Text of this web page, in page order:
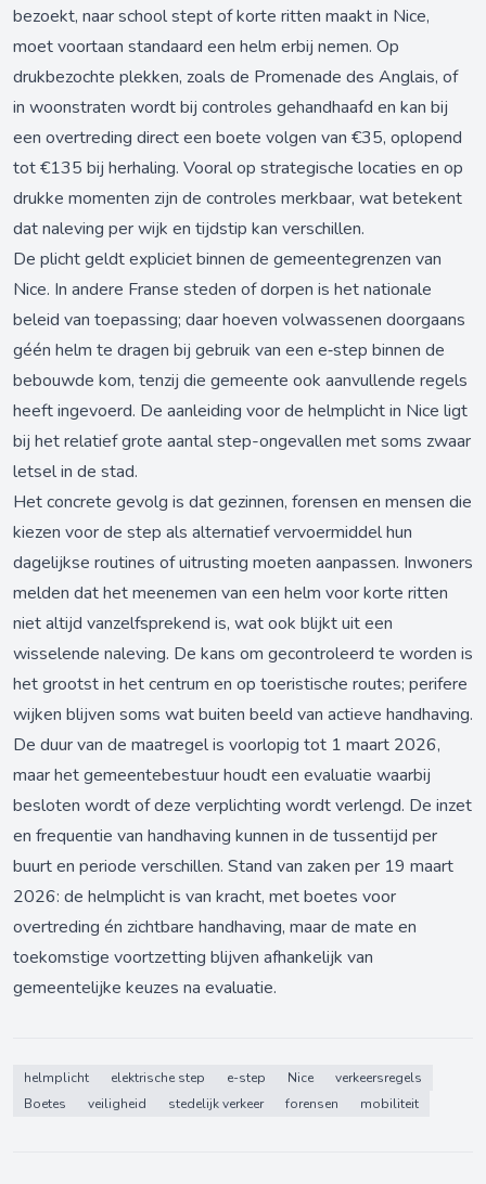
bezoekt, naar school stept of korte ritten maakt in Nice,
moet voortaan standaard een helm erbij nemen. Op
drukbezochte plekken, zoals de Promenade des Anglais, of
in woonstraten wordt bij controles gehandhaafd en kan bij
een overtreding direct een boete volgen van €35, oplopend
tot €135 bij herhaling. Vooral op strategische locaties en op
drukke momenten zijn de controles merkbaar, wat betekent
dat naleving per wijk en tijdstip kan verschillen.
De plicht geldt expliciet binnen de gemeentegrenzen van
Nice. In andere Franse steden of dorpen is het nationale
beleid van toepassing; daar hoeven volwassenen doorgaans
géén helm te dragen bij gebruik van een e‑step binnen de
bebouwde kom, tenzij die gemeente ook aanvullende regels
heeft ingevoerd. De aanleiding voor de helmplicht in Nice ligt
bij het relatief grote aantal step-ongevallen met soms zwaar
letsel in de stad.
Het concrete gevolg is dat gezinnen, forensen en mensen die
kiezen voor de step als alternatief vervoermiddel hun
dagelijkse routines of uitrusting moeten aanpassen. Inwoners
melden dat het meenemen van een helm voor korte ritten
niet altijd vanzelfsprekend is, wat ook blijkt uit een
wisselende naleving. De kans om gecontroleerd te worden is
het grootst in het centrum en op toeristische routes; perifere
wijken blijven soms wat buiten beeld van actieve handhaving.
De duur van de maatregel is voorlopig tot 1 maart 2026,
maar het gemeentebestuur houdt een evaluatie waarbij
besloten wordt of deze verplichting wordt verlengd. De inzet
en frequentie van handhaving kunnen in de tussentijd per
buurt en periode verschillen. Stand van zaken per 19 maart
2026: de helmplicht is van kracht, met boetes voor
overtreding én zichtbare handhaving, maar de mate en
toekomstige voortzetting blijven afhankelijk van
gemeentelijke keuzes na evaluatie.
helmplicht elektrische step e-step Nice
verkeersregels
Boetes
veiligheid stedelijk verkeer forensen mobiliteit